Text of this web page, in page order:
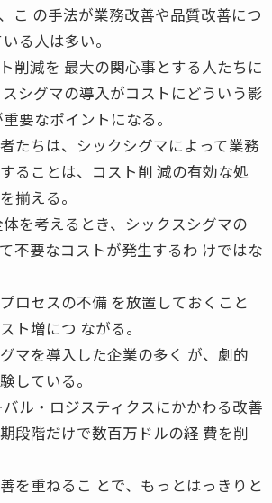
こ の手法が業務改善や品質改善につ
る人は多い。
削減を 最大の関心事とする人たちに
シグマの導入がコストにどういう影
要なポイントになる。
たちは、シックシグマによって業務
ることは、コスト削 減の有効な処
揃える。
を考えるとき、シックスシグマの
不要なコストが発生するわ けではな
ロセスの不備 を放置しておくこと
ト増につ ながる。
マを導入した企業の多く が、劇的
している。
ル・ロジスティクスにかかわる改善
段階だけで数百万ドルの経 費を削
を重ねるこ とで、もっとはっきりと